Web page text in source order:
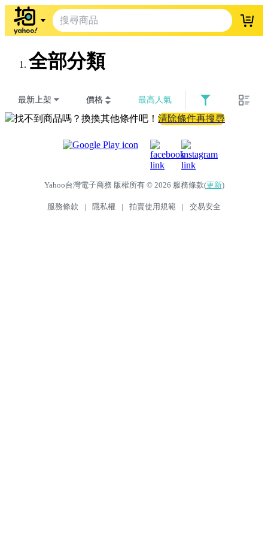
登入
全部分類
最新上架 價格 最高人氣
找不到商品嗎？換換其他條件吧！ 清除條件再搜尋
Yahoo台灣電子商務 版權所有 © 2026 服務條款(更新)
服務條款 | 隱私權 | 拍賣使用規範 | 交易安全